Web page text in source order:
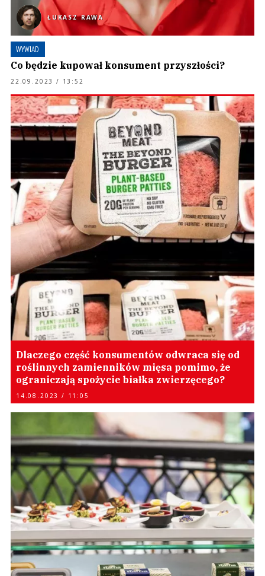
ŁUKASZ RAWA
WYWIAD
Co będzie kupował konsument przyszłości?
22.09.2023 / 13:52
Dlaczego część konsumentów odwraca się od
roślinnych zamienników mięsa pomimo, że
ograniczają spożycie białka zwierzęcego?
14.08.2023 / 11:05